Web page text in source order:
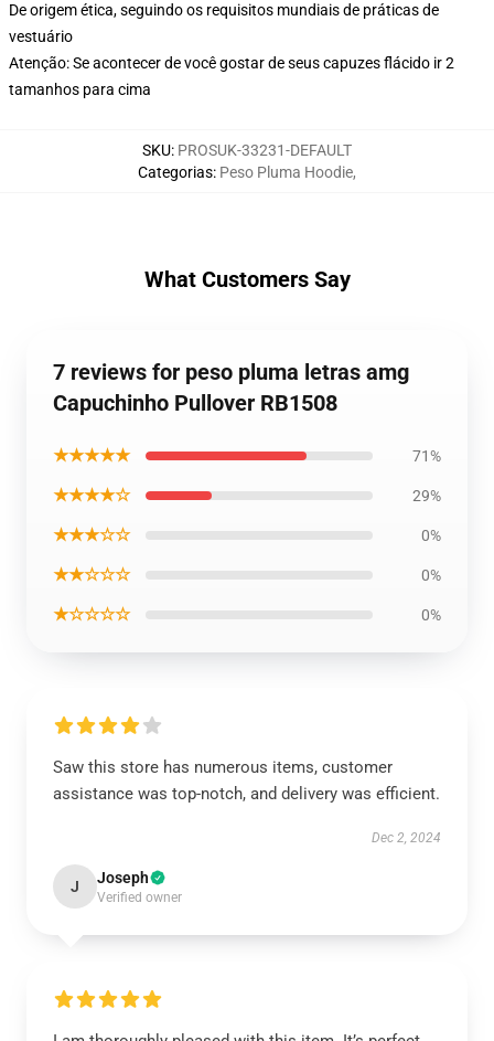
De origem ética, seguindo os requisitos mundiais de práticas de
vestuário
Atenção: Se acontecer de você gostar de seus capuzes flácido ir 2
tamanhos para cima
SKU: PROSUK-33231-DEFAULT
Categorias: Peso Pluma Hoodie,
What Customers Say
7 reviews for peso pluma letras amg
Capuchinho Pullover RB1508
★★★★★ 71%
★★★★☆ 29%
★★★☆☆ 0%
★★☆☆☆ 0%
★☆☆☆☆ 0%
Saw this store has numerous items, customer
assistance was top-notch, and delivery was efficient.
Dec 2, 2024
J Joseph
Verified owner